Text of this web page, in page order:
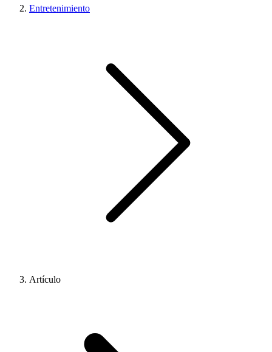
Entretenimiento
Artículo